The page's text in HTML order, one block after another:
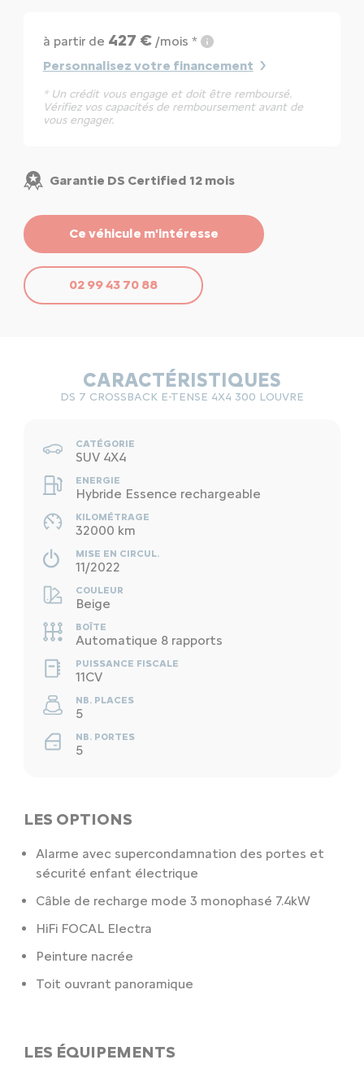
à partir de 427 €/mois *
Personnalisez votre financement
* Un crédit vous engage et doit être remboursé.
Vérifiez vos capacités de remboursement avant de
vous engager.
Garantie DS Certified 12 mois
Ce véhicule m'intéresse
02 99 43 70 88
CARACTÉRISTIQUES
DS 7 CROSSBACK E-TENSE 4X4 300 LOUVRE
CATÉGORIE
SUV 4X4
ENERGIE
Hybride Essence rechargeable
KILOMÉTRAGE
32000 km
MISE EN CIRCUL.
11/2022
COULEUR
Beige
BOÎTE
Automatique 8 rapports
PUISSANCE FISCALE
11CV
NB. PLACES
5
NB. PORTES
5
LES OPTIONS
Alarme avec supercondamnation des portes et
sécurité enfant électrique
Câble de recharge mode 3 monophasé 7.4kW
HiFi FOCAL Electra
Peinture nacrée
Toit ouvrant panoramique
LES ÉQUIPEMENTS